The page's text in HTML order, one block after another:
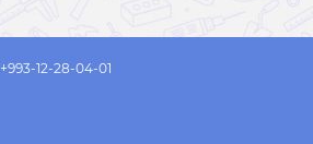
+993-12-28-04-01